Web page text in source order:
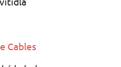
Cables